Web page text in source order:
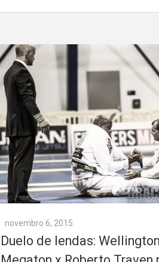
novembro 6, 2015
Duelo de lendas: Wellington